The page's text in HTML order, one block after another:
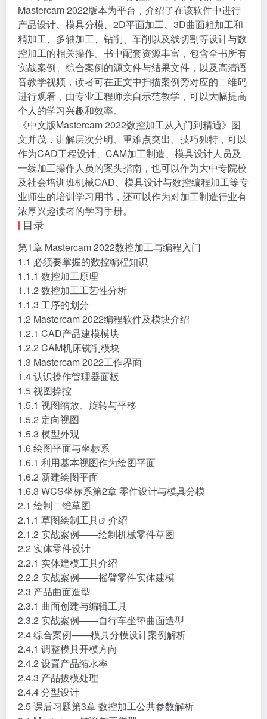
《中文版Mastercam 2022数控加工从入门到精通》以
Mastercam 2022版本为平台，介绍了在该软件中进行
产品设计、模具分模、2D平面加工、3D曲面粗加工和
精加工、多轴加工、钻削、车削以及线切割等设计与数
控加工的相关操作。书中配套资源丰富，包含全书所有
实战案例、综合案例的源文件与结果文件，以及高清语
音教学视频，读者可在正文中扫描案例旁对应的二维码
进行观看，由专业工程师亲自示范教学，可以大幅提高
个人的学习兴趣和效率。
《中文版Mastercam 2022数控加工从入门到精通》图
文并茂，讲解层次分明、重难点突出、技巧独特，可以
作为CAD工程设计、CAM加工制造、模具设计人员及
一线加工操作人员的案头指南，也可以作为大中专院校
及社会培训班机械CAD、模具设计与数控编程加工等专
业师生的培训学习用书，还可以作为对加工制造行业有
浓厚兴趣读者的学习手册。
第1章 Mastercam 2022数控加工与编程入门
1.1 必须要掌握的数控编程知识
1.1.1 数控加工原理
1.1.2 数控加工工艺性分析
1.1.3 工序的划分
1.2 Mastercam 2022编程软件及模块介绍
1.2.1 CAD产品建模模块
1.2.2 CAM机床铣削模块
1.3 Mastercam 2022工作界面
1.4 认识操作管理器面板
1.5 视图操控
1.5.1 视图缩放、旋转与平移
1.5.2 定向视图
1.5.3 模型外观
1.6 绘图平面与坐标系
1.6.1 利用基本视图作为绘图平面
1.6.2 新建绘图平面
1.6.3 WCS坐标系第2章 零件设计与模具分模
2.1 绘制二维草图
2.1.1 草图绘制工具
介绍
2.1.2 实战案例——绘制机械零件草图
2.2 实体零件设计
2.2.1 实体建模工具介绍
2.2.2 实战案例——摇臂零件实体建模
2.3 产品曲面造型
2.3.1 曲面创建与编辑工具
2.3.2 实战案例——自行车坐垫曲面造型
2.4 综合案例——模具分模设计案例解析
2.4.1 调整模具开模方向
2.4.2 设置产品缩水率
2.4.3 产品拔模处理
2.4.4 分型设计